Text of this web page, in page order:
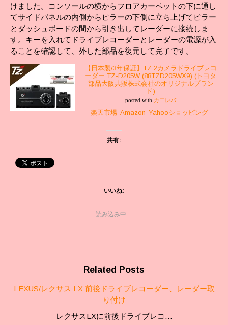
けました。コンソールの横からフロアカーペットの下に通し
てサイドパネルの内側からピラーの下側に立ち上げてピラー
とダッシュボードの間から引き出してレーダーに接続しま
す。キーを入れてドライブレコーダーとレーダーの電源が入
ることを確認して、外した部品を復元して完了です。
【日本製/3年保証】TZ 2カメラドライブレコ
ーダー TZ-D205W (88TZD205WX9) (トヨタ
部品大阪共販株式会社のオリジナルブラン
ド)
posted with カエレバ
楽天市場 Amazon Yahooショッピング
共有:
いいね:
読み込み中…
Related Posts
LEXUS/レクサス LX 前後ドライブレコーダー、レーダー取
り付け
レクサスLXに前後ドライブレコ…